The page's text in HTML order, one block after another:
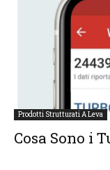
Prodotti Strutturati A Leva
Cosa Sono i